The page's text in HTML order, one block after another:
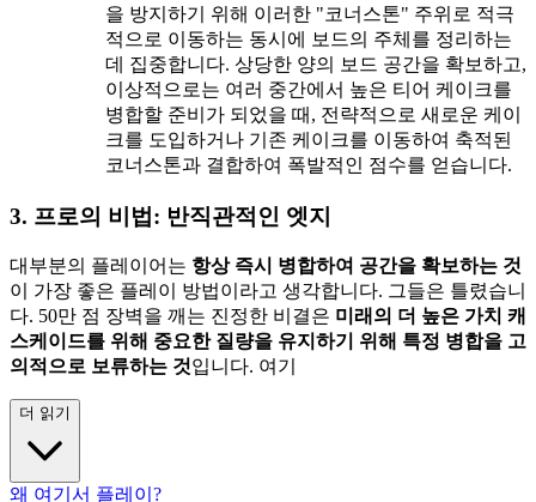
을 방지하기 위해 이러한 "코너스톤" 주위로 적극
적으로 이동하는 동시에 보드의 주체를 정리하는
데 집중합니다. 상당한 양의 보드 공간을 확보하고,
이상적으로는 여러 중간에서 높은 티어 케이크를
병합할 준비가 되었을 때, 전략적으로 새로운 케이
크를 도입하거나 기존 케이크를 이동하여 축적된
코너스톤과 결합하여 폭발적인 점수를 얻습니다.
3. 프로의 비법: 반직관적인 엣지
대부분의 플레이어는 항상 즉시 병합하여 공간을 확보하는 것
이 가장 좋은 플레이 방법이라고 생각합니다. 그들은 틀렸습니
다. 50만 점 장벽을 깨는 진정한 비결은 미래의 더 높은 가치 캐
스케이드를 위해 중요한 질량을 유지하기 위해 특정 병합을 고
의적으로 보류하는 것입니다. 여기
더 읽기
왜 여기서 플레이?